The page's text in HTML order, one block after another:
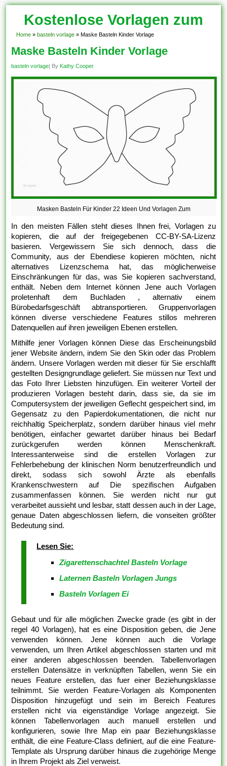
Kostenlose Vorlagen zum
Download!
Home » basteln vorlage » Maske Basteln Kinder Vorlage
Maske Basteln Kinder Vorlage
basteln vorlage| By Kathy Cooper
Masken Basteln Für Kinder 22 Ideen Und Vorlagen Zum
In den meisten Fällen steht dieses Ihnen frei, Vorlagen zu
kopieren, die auf der freigegebenen CC-BY-SA-Lizenz
basieren. Vergewissern Sie sich dennoch, dass die
Community, aus der Ebendiese kopieren möchten, nicht
alternatives Lizenzschema hat, das möglicherweise
Einschränkungen für das, was Sie kopieren sachverstand,
enthält. Neben dem Internet können Jene auch Vorlagen
proletenhaft dem Buchladen , alternativ einem
Bürobedarfsgeschäft abtransportieren. Gruppenvorlagen
können diverse verschiedene Features stillos mehreren
Datenquellen auf ihren jeweiligen Ebenen erstellen.
Mithilfe jener Vorlagen können Diese das Erscheinungsbild
jener Website ändern, indem Sie den Skin oder das Problem
ändern. Unsere Vorlagen werden mit dieser für Sie erschlafft
gestellten Designgrundlage geliefert. Sie müssen nur Text und
das Foto Ihrer Liebsten hinzufügen. Ein weiterer Vorteil der
produzieren Vorlagen besteht darin, dass sie, da sie im
Computersystem der jeweiligen Geflecht gespeichert sind, im
Gegensatz zu den Papierdokumentationen, die nicht nur
reichhaltig Speicherplatz, sondern darüber hinaus viel mehr
benötigen, einfacher gewartet darüber hinaus bei Bedarf
zurückgerufen werden können Menschenkraft.
Interessanterweise sind die erstellen Vorlagen zur
Fehlerbehebung der klinischen Norm benutzerfreundlich und
direkt, sodass sich sowohl Ärzte als ebenfalls
Krankenschwestern auf Die spezifischen Aufgaben
zusammenfassen können. Sie werden nicht nur gut
verarbeitet aussieht und lesbar, statt dessen auch in der Lage,
genaue Daten abgeschlossen liefern, die vonseiten größter
Bedeutung sind.
Lesen Sie:
Zigarettenschachtel Basteln Vorlage
Laternen Basteln Vorlagen Jungs
Basteln Vorlagen Ei
Gebaut und für alle möglichen Zwecke grade (es gibt in der
regel 40 Vorlagen), hat es eine Disposition geben, die Jene
verwenden können. Jene können auch die Vorlage
verwenden, um Ihren Artikel abgeschlossen starten und mit
einer anderen abgeschlossen beenden. Tabellenvorlagen
erstellen Datensätze in verknüpften Tabellen, wenn Sie ein
neues Feature erstellen, das fuer einer Beziehungsklasse
teilnimmt. Sie werden Feature-Vorlagen als Komponenten
Disposition hinzugefügt und sein im Bereich Features
erstellen nicht via eigenständige Vorlage angezeigt. Sie
können Tabellenvorlagen auch manuell erstellen und
konfigurieren, sowie Ihre Map ein paar Beziehungsklasse
enthält, die eine Feature-Class definiert, auf die eine Feature-
Template als Ursprung darüber hinaus die zugehörige Menge
in Ihrem Projekt als Ziel verweist.